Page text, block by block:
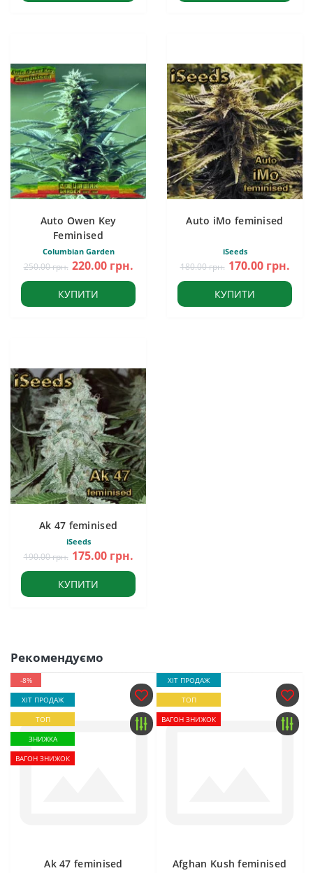
Auto Owen Key
Feminised
Columbian Garden
250.00 грн. 220.00 грн.
КУПИТИ
Auto iMo feminised
iSeeds
180.00 грн. 170.00 грн.
КУПИТИ
Ak 47 feminised
iSeeds
190.00 грн. 175.00 грн.
КУПИТИ
Рекомендуємо
-8%
ХІТ ПРОДАЖ
ТОП
ЗНИЖКА
ВАГОН ЗНИЖОК
Ak 47 feminised
ХІТ ПРОДАЖ
ТОП
ВАГОН ЗНИЖОК
Afghan Kush feminised